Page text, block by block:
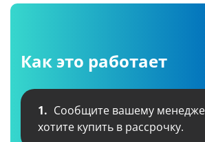
Как это работает
1. Сообщите вашему
хотите купить в рассрочку.